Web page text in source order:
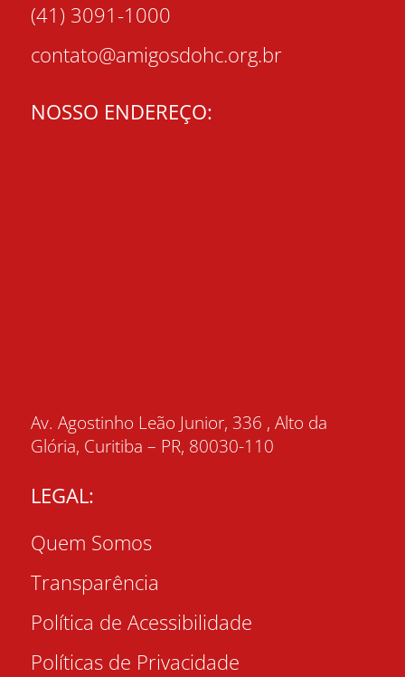
(41) 3091-1000
contato@amigosdohc.org.br
NOSSO ENDEREÇO:
Av. Agostinho Leão Junior, 336 , Alto da
Glória, Curitiba – PR, 80030-110
LEGAL:
Quem Somos
Transparência
Política de Acessibilidade
Políticas de Privacidade